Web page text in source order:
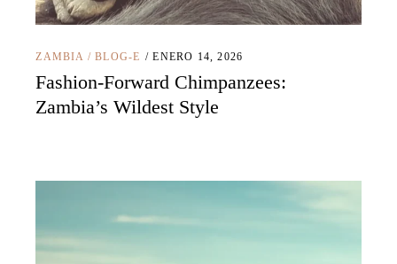
ZAMBIA /BLOG-E ENERO 14, 2026
Fashion-Forward Chimpanzees:
Zambia’s Wildest Style